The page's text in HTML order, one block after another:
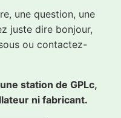
une question, une
juste dire bonjour,
ou contactez-
station de GPLc,
ni fabricant.